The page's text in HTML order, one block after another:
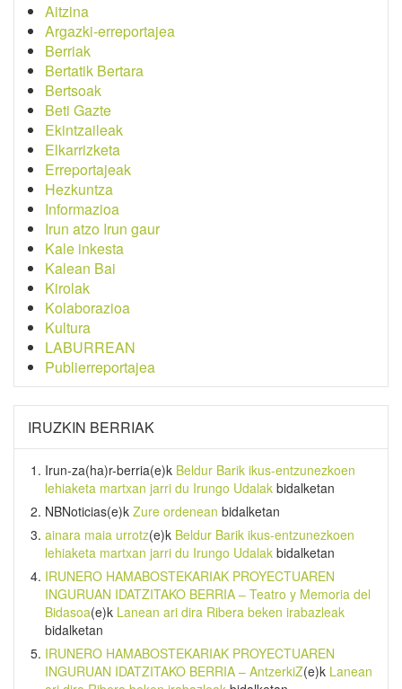
Aitzina
Argazki-erreportajea
Berriak
Bertatik Bertara
Bertsoak
Beti Gazte
Ekintzaileak
Elkarrizketa
Erreportajeak
Hezkuntza
Informazioa
Irun atzo Irun gaur
Kale inkesta
Kalean Bai
Kirolak
Kolaborazioa
Kultura
LABURREAN
Publierreportajea
IRUZKIN BERRIAK
Irun-za(ha)r-berria(e)k Beldur Barik ikus-entzunezkoen
lehiaketa martxan jarri du Irungo Udalak bidalketan
NBNoticias(e)k Zure ordenean bidalketan
ainara maia urrotz(e)k Beldur Barik ikus-entzunezkoen
lehiaketa martxan jarri du Irungo Udalak bidalketan
IRUNERO HAMABOSTEKARIAK PROYECTUAREN
INGURUAN IDATZITAKO BERRIA – Teatro y Memoria del
Bidasoa(e)k Lanean ari dira Ribera beken irabazleak
bidalketan
IRUNERO HAMABOSTEKARIAK PROYECTUAREN
INGURUAN IDATZITAKO BERRIA – AntzerkiZ(e)k Lanean